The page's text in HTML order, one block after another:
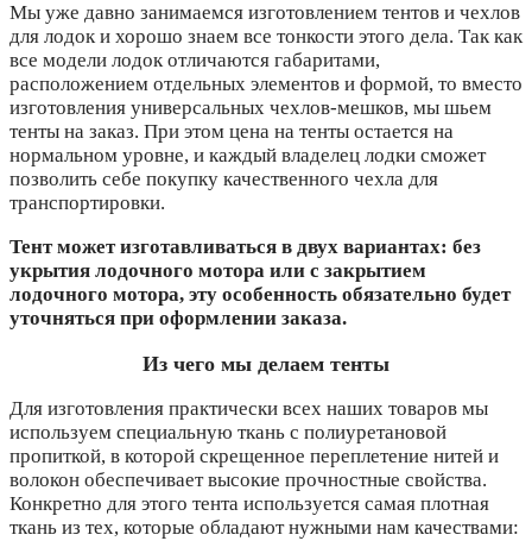
Мы уже давно занимаемся изготовлением тентов и чехлов
для лодок и хорошо знаем все тонкости этого дела. Так как
все модели лодок отличаются габаритами,
расположением отдельных элементов и формой, то вместо
изготовления универсальных чехлов-мешков, мы шьем
тенты на заказ. При этом цена на тенты остается на
нормальном уровне, и каждый владелец лодки сможет
позволить себе покупку качественного чехла для
транспортировки.
Тент может изготавливаться в двух вариантах: без
укрытия лодочного мотора или с закрытием
лодочного мотора, эту особенность обязательно будет
уточняться при оформлении заказа.
Из чего мы делаем тенты
Для изготовления практически всех наших товаров мы
используем специальную ткань с полиуретановой
пропиткой, в которой скрещенное переплетение нитей и
волокон обеспечивает высокие прочностные свойства.
Конкретно для этого тента используется самая плотная
ткань из тех, которые обладают нужными нам качествами: